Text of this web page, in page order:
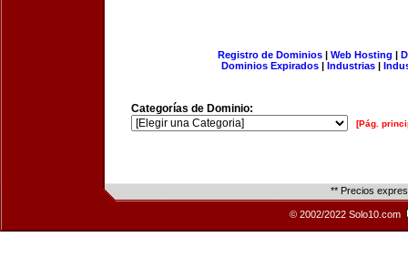
Registro de Dominios| Web Hosting |
Dominios Expirados | Industrias |
Categorías de Dominio:
[Pág.
** Precios
© 2002/2022 Solo10.com